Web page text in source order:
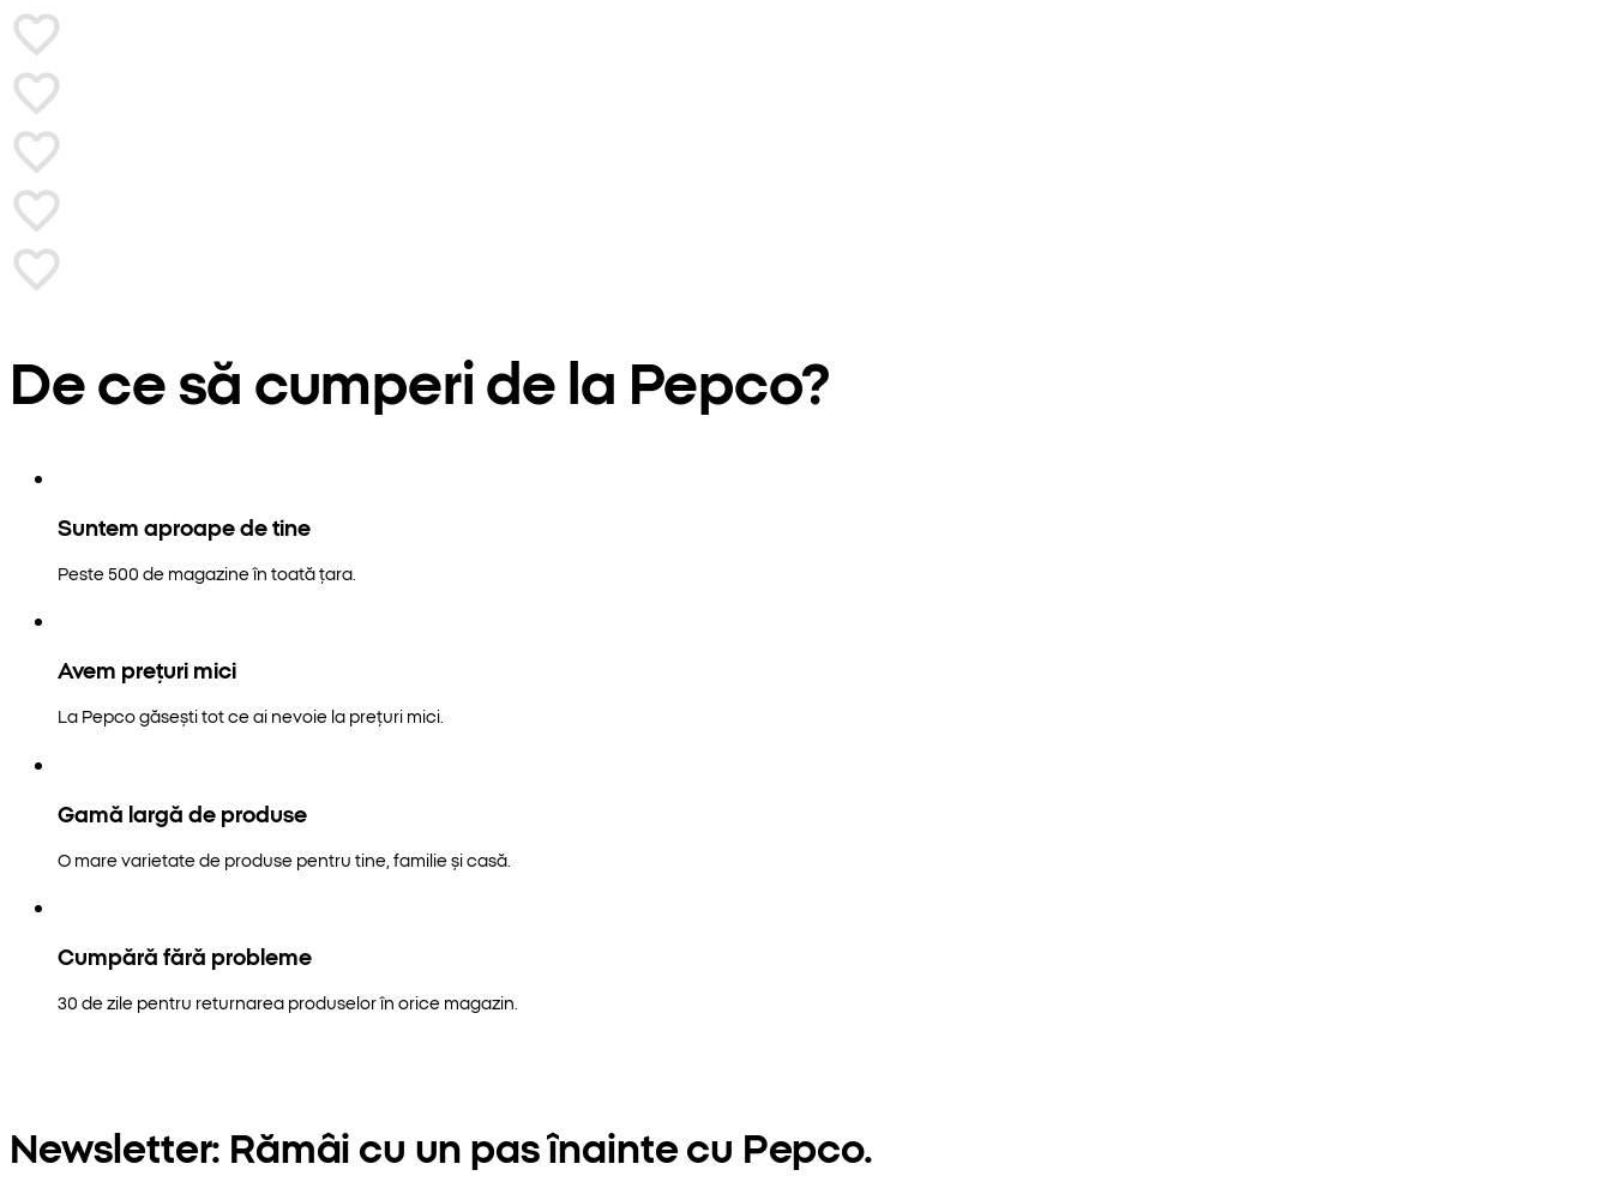
De ce să cumperi de la Pepco?
Suntem aproape de tine
Peste 500 de magazine în toată țara.
Avem prețuri mici
La Pepco găsești tot ce ai nevoie la prețuri mici.
Gamă largă de produse
O mare varietate de produse pentru tine, familie și casă.
Cumpără fără probleme
30 de zile pentru returnarea produselor în orice magazin.
Newsletter: Rămâi cu un pas înainte cu Pepco.